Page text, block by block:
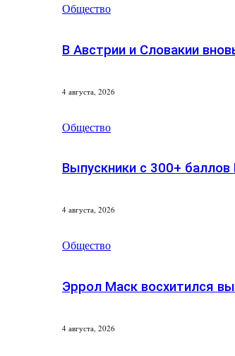
Общество
В Австрии и Словакии
4 августа, 2026
Общество
Выпускники с 300+
4 августа, 2026
Общество
Эррол Маск восхитился
4 августа, 2026